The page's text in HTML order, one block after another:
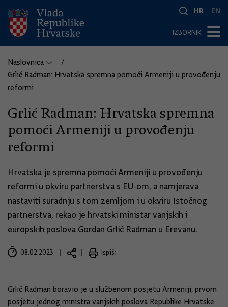
HR EN
IZBORNIK
Naslovnica
Grlić Radman: Hrvatska spremna pomoći Armeniji u provođenju
reformi
Grlić Radman: Hrvatska spremna
pomoći Armeniji u provođenju
reformi
Hrvatska je spremna pomoći Armeniji u provođenju
reformi u okviru partnerstva s EU-om, a namjerava
nastaviti suradnju s tom zemljom i u okviru Istočnog
partnerstva, rekao je hrvatski ministar vanjskih i
europskih poslova Gordan Grlić Radman u Erevanu.
08.02.2023. Ispiši
Grlić Radman boravio je u službenom posjetu Armeniji, prvom
posjetu jednog ministra vanjskih poslova Republike Hrvatske